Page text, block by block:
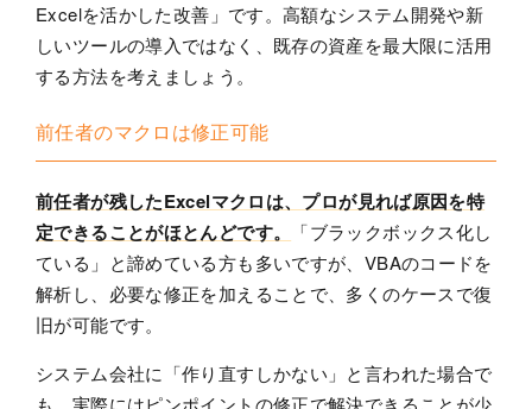
Excelを活かした改善」です。高額なシステム開発や新
しいツールの導入ではなく、既存の資産を最大限に活用
する方法を考えましょう。
前任者のマクロは修正可能
前任者が残したExcelマクロは、プロが見れば原因を特
定できることがほとんどです。
「ブラックボックス化し
ている」と諦めている方も多いですが、VBAのコードを
解析し、必要な修正を加えることで、多くのケースで復
旧が可能です。
システム会社に「作り直すしかない」と言われた場合で
も、実際にはピンポイントの修正で解決できることが少